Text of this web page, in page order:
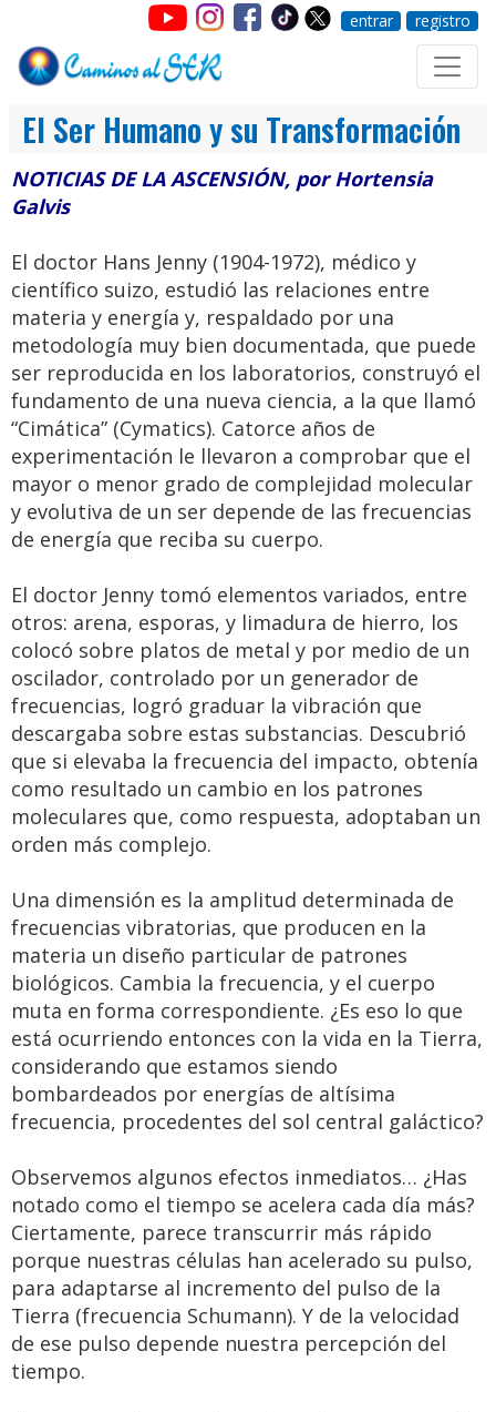
entrar registro
El Ser Humano y su Transformación
NOTICIAS DE LA ASCENSIÓN, por Hortensia
Galvis
El doctor Hans Jenny (1904-1972), médico y
científico suizo, estudió las relaciones entre
materia y energía y, respaldado por una
metodología muy bien documentada, que puede
ser reproducida en los laboratorios, construyó el
fundamento de una nueva ciencia, a la que llamó
“Cimática” (Cymatics). Catorce años de
experimentación le llevaron a comprobar que el
mayor o menor grado de complejidad molecular
y evolutiva de un ser depende de las frecuencias
de energía que reciba su cuerpo.
El doctor Jenny tomó elementos variados, entre
otros: arena, esporas, y limadura de hierro, los
colocó sobre platos de metal y por medio de un
oscilador, controlado por un generador de
frecuencias, logró graduar la vibración que
descargaba sobre estas substancias. Descubrió
que si elevaba la frecuencia del impacto, obtenía
como resultado un cambio en los patrones
moleculares que, como respuesta, adoptaban un
orden más complejo.
Una dimensión es la amplitud determinada de
frecuencias vibratorias, que producen en la
materia un diseño particular de patrones
biológicos. Cambia la frecuencia, y el cuerpo
muta en forma correspondiente. ¿Es eso lo que
está ocurriendo entonces con la vida en la Tierra,
considerando que estamos siendo
bombardeados por energías de altísima
frecuencia, procedentes del sol central galáctico?
Observemos algunos efectos inmediatos… ¿Has
notado como el tiempo se acelera cada día más?
Ciertamente, parece transcurrir más rápido
porque nuestras células han acelerado su pulso,
para adaptarse al incremento del pulso de la
Tierra (frecuencia Schumann). Y de la velocidad
de ese pulso depende nuestra percepción del
tiempo.